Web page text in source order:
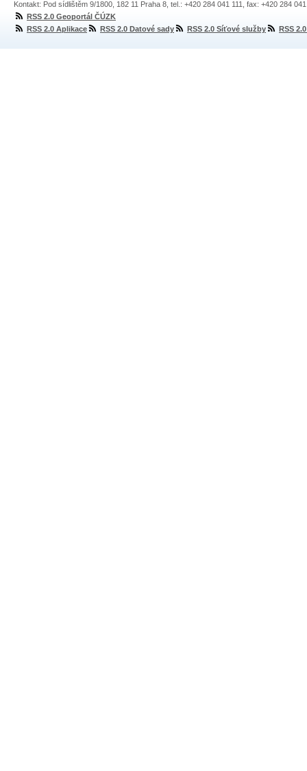
Kontakt: Pod sídlištěm 9/1800, 182 11 Praha 8, tel.: +420 284 041 111, fax: +420 284
RSS 2.0 Geoportál ČÚZK
RSS 2.0 Aplikace
RSS 2.0 Datové sady RSS 2.0 Síťové služby RSS